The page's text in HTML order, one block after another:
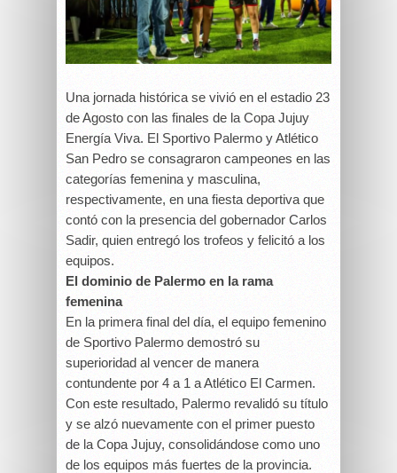
Una jornada histórica se vivió en el estadio 23
de Agosto con las finales de la Copa Jujuy
Energía Viva. El Sportivo Palermo y Atlético
San Pedro se consagraron campeones en las
categorías femenina y masculina,
respectivamente, en una fiesta deportiva que
contó con la presencia del gobernador Carlos
Sadir, quien entregó los trofeos y felicitó a los
equipos.
El dominio de Palermo en la rama
femenina
En la primera final del día, el equipo femenino
de Sportivo Palermo demostró su
superioridad al vencer de manera
contundente por 4 a 1 a Atlético El Carmen.
Con este resultado, Palermo revalidó su título
y se alzó nuevamente con el primer puesto
de la Copa Jujuy, consolidándose como uno
de los equipos más fuertes de la provincia.